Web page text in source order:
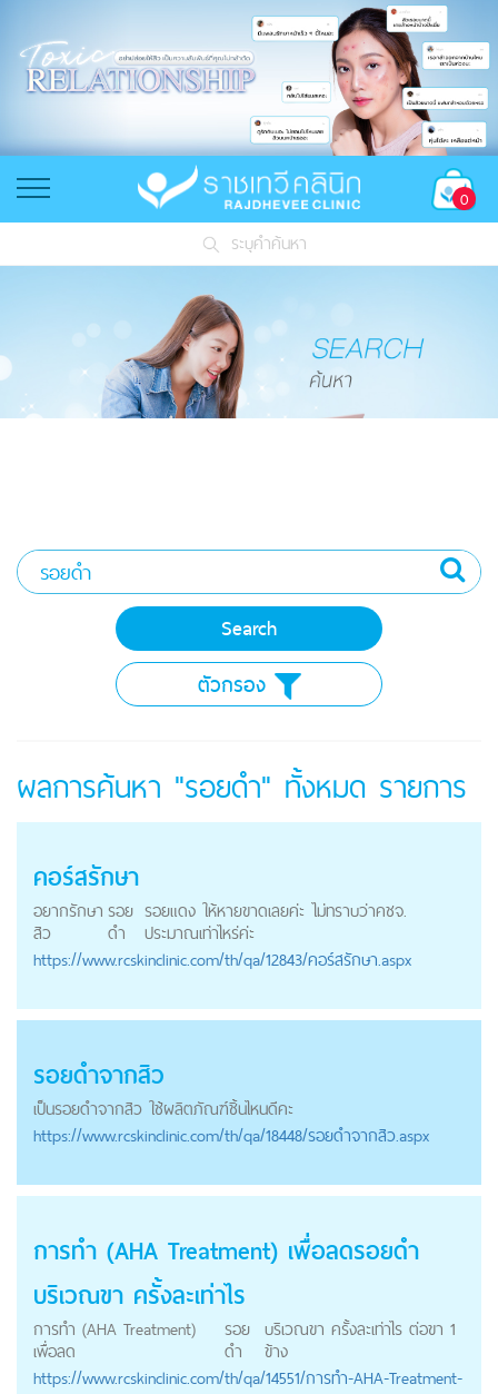
0
ระบุคำค้นหา
ตัวกรอง
ผลการค้นหา "รอยดำ" ทั้งหมด รายการ
คอร์สรักษา
อยากรักษา
สิว
รอย
ดำ
รอยแดง ให้หายขาดเลยค่ะ ไม่ทราบว่าคชจ.
ประมาณเท่าไหร่ค่ะ
https://www.rcskinclinic.com/th/qa/12843/คอร์สรักษา.aspx
รอยดำจากสิว
เป็นรอยดำจากสิว ใช้ผลิตภัณฑ์ชิ้นไหนดีคะ
https://www.rcskinclinic.com/th/qa/18448/รอยดำจากสิว.aspx
การทำ (AHA Treatment) เพื่อลดรอยดำ
บริเวณขา ครั้งละเท่าไร
การทำ (AHA Treatment)
เพื่อลด
รอย
ดำ
บริเวณขา ครั้งละเท่าไร ต่อขา 1
ข้าง
https://www.rcskinclinic.com/th/qa/14551/การทำ-AHA-Treatment-